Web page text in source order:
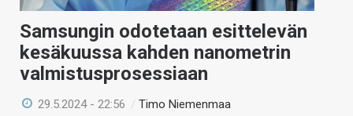
Samsungin odotetaan esittelevän
kesäkuussa kahden nanometrin
valmistusprosessiaan
29.5.2024 - 22:56 /Timo Niemenmaa